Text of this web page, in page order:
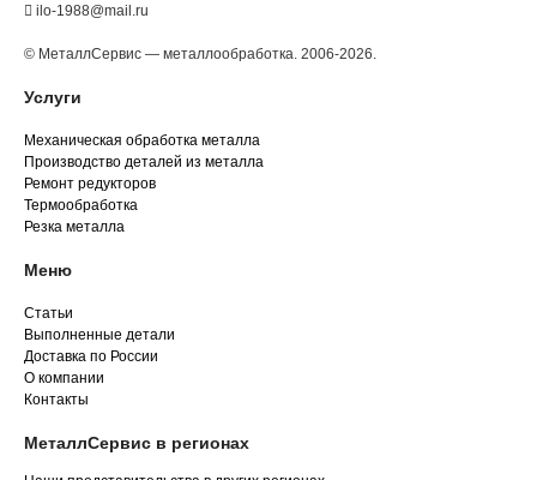
ilo-1988@mail.ru
© МеталлСервис — металлообработка. 2006-2026.
Услуги
Механическая обработка металла
Производство деталей из металла
Ремонт редукторов
Термообработка
Резка металла
Меню
Статьи
Выполненные детали
Доставка по России
О компании
Контакты
МеталлСервис в регионах